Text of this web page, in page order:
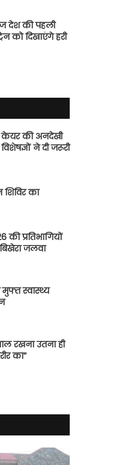
देश की पहली
को दिखाएंगे हरी
की अनदेखी
ने दी जरूरी
शिविर का
की प्रतिभागियों
जलवा
स्वास्थ्य
रखना उतना ही
का”